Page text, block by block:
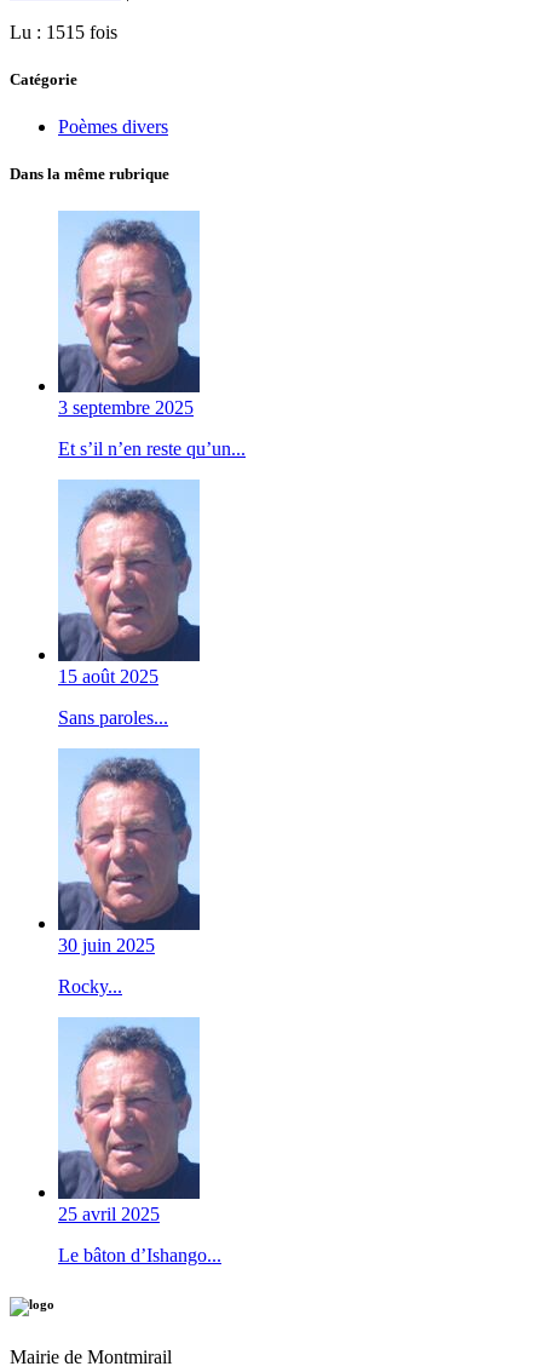
Lu : 1515 fois
Catégorie
Poèmes divers
Dans la même rubrique
3 septembre 2025
Et s’il n’en reste qu’un...
15 août 2025
Sans paroles...
30 juin 2025
Rocky...
25 avril 2025
Le bâton d’Ishango...
Mairie de Montmirail